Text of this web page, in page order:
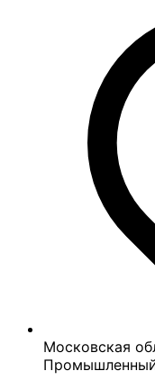
Московская